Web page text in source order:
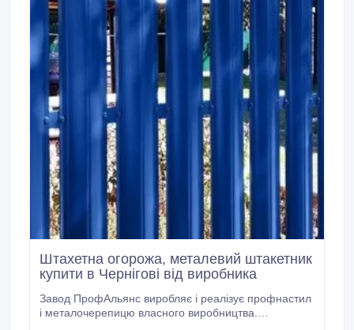
Штахетна огорожа, металевий штакетник
купити в Чернігові від виробника
Завод ПрофАльянс виробляє і реалізує профнастил
і металочерепицю власного виробництва.